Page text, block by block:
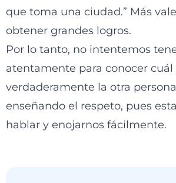
que toma una ciudad.” Más
obtener grandes logros.
Por lo tanto, no intentemos
atentamente para conocer
verdaderamente la otra
enseñando el respeto, pues
hablar y enojarnos fácilmente.